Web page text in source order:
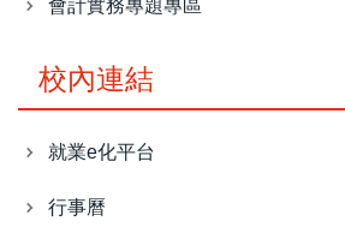
會計實務專題專區
校內連結
就業e化平台
行事曆